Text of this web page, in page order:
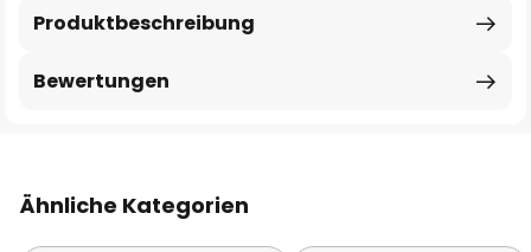
Produktbeschreibung
Bewertungen
Ähnliche Kategorien